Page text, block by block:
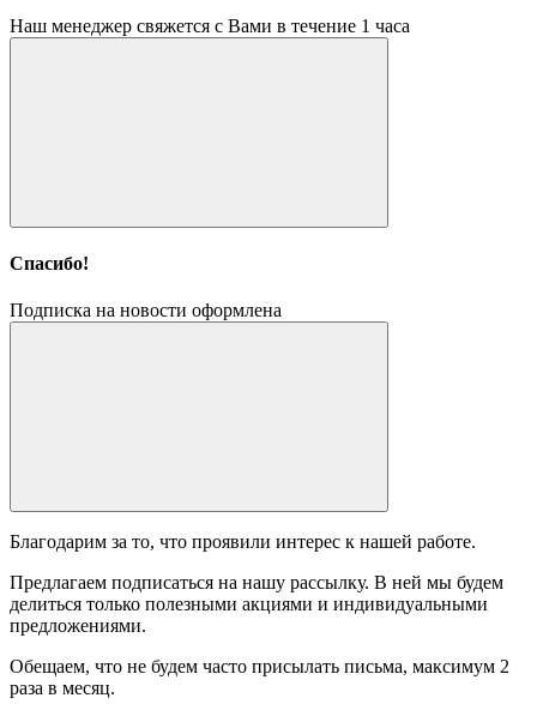
Наш менеджер свяжется с Вами в течение 1 часа
Спасибо!
Подписка на новости оформлена
Благодарим за то, что проявили интерес к нашей работе.
Предлагаем подписаться на нашу рассылку. В ней мы будем
делиться только полезными акциями и индивидуальными
предложениями.
Обещаем, что не будем часто присылать письма, максимум 2
раза в месяц.